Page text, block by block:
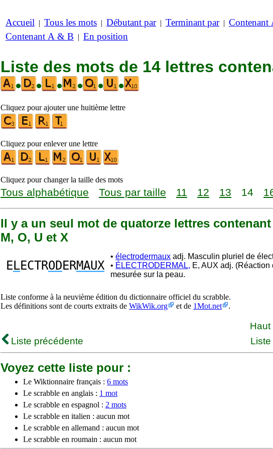
Accueil | Tous les mots | Débutant par| Terminant par| Contenant
Contenant A & B | En position
Liste des mots de 14 lettres
•
• • • • •
Cliquez pour ajouter une huitième lettre
Cliquez pour enlever une lettre
Cliquez pour changer la taille des mots
Tous alphabétique Tous par taille 11 12 13 14
Il y a un seul mot de quatorze lettres contenant
M, O, U et X
E LECTRODERMAUX
• électrodermaux adj. Masculin pluriel de
• ÉLECTRODERMAL, E, AUX adj. (Réaction
mesurée sur la peau.
Liste conforme à la neuvième édition du dictionnaire officiel du scrabble.
Les définitions sont de courts extraits de WikWik.org et de 1Mot.net .
Haut
Liste précédente
Voyez cette liste pour :
Le Wiktionnaire français : 6 mots
Le scrabble en anglais : 1 mot
Le scrabble en espagnol : 2 mots
Le scrabble en italien : aucun mot
Le scrabble en allemand : aucun mot
Le scrabble en roumain : aucun mot